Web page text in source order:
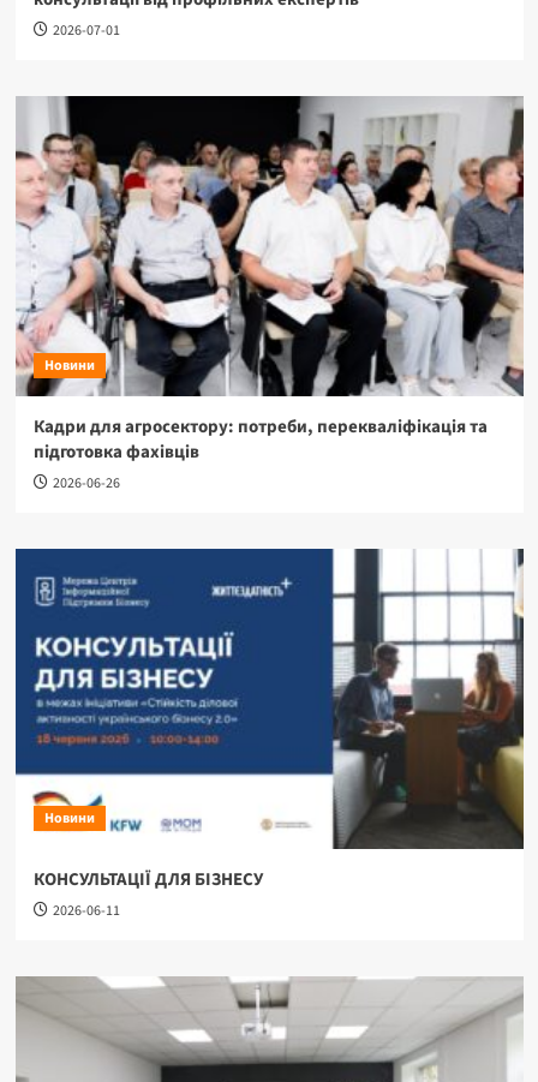
2026-07-01
Новини
Кадри для агросектору: потреби, перекваліфікація та
підготовка фахівців
2026-06-26
Новини
КОНСУЛЬТАЦІЇ ДЛЯ БІЗНЕСУ
2026-06-11